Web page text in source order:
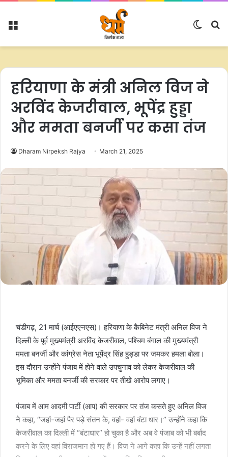
Menu
Switch
हरियाणा के मंत्री अनिल विज ने
अरविंद केजरीवाल, भूपेंद्र हुड्डा
और ममता बनर्जी पर कसा तंज
Dharam Nirpeksh Rajya March 21, 2025
चंडीगढ़, 21 मार्च (आईएएनएस)। हरियाणा के कैबिनेट मंत्री अनिल विज ने
दिल्ली के पूर्व मुख्यमंत्री अरविंद केजरीवाल, पश्चिम बंगाल की मुख्यमंत्री
ममता बनर्जी और कांग्रेस नेता भूपेंद्र सिंह हुड्डा पर जमकर हमला बोला।
इस दौरान उन्होंने पंजाब में होने वाले उपचुनाव को लेकर केजरीवाल की
भूमिका और ममता बनर्जी की सरकार पर तीखे आरोप लगाए।
पंजाब में आम आदमी पार्टी (आप) की सरकार पर तंज कसते हुए अनिल विज
ने कहा, “जहां-जहां पैर पड़े संतन के, वहां- वहां बंटा धार।” उन्होंने कहा कि
केजरीवाल का दिल्ली में “बंटाधार” हो चुका है और अब वे पंजाब को भी बर्बाद
करने के लिए वहां विराजमान हो गए हैं। विज ने आगे कहा कि उन्हें नहीं लगता